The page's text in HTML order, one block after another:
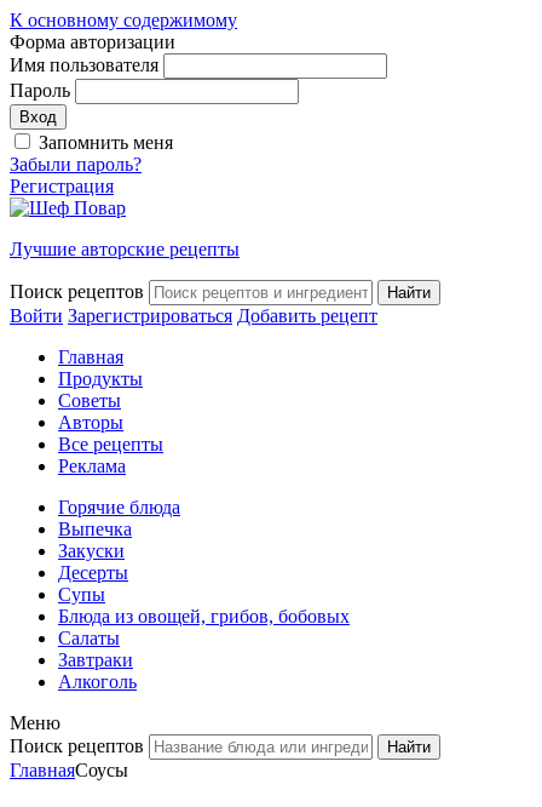
К основному содержимому
Форма авторизации
Имя пользователя
Пароль
Запомнить меня
Забыли пароль?
Регистрация
Лучшие авторские рецепты
Поиск рецептов
Войти Зарегистрироваться Добавить рецепт
Главная
Продукты
Советы
Авторы
Все рецепты
Реклама
Горячие блюда
Выпечка
Закуски
Десерты
Супы
Блюда из овощей, грибов, бобовых
Салаты
Завтраки
Алкоголь
Меню
Поиск рецептов
ГлавнаяСоусы